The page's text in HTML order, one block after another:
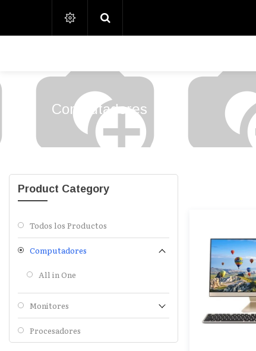
Computadores
Product Category
Todos los Productos
Computadores
All in One
Monitores
Procesadores